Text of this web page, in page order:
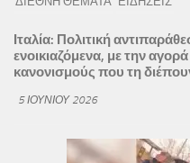
Ιταλία: Πολιτική
ενοικιαζόμενα, με την
κανονισμούς που τη
5 ΙΟΥΝΊΟΥ 2026